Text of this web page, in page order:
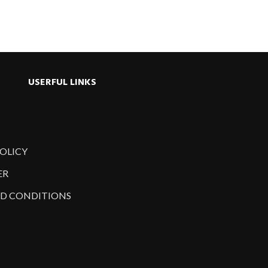
USERFUL LINKS
CONDITIONS